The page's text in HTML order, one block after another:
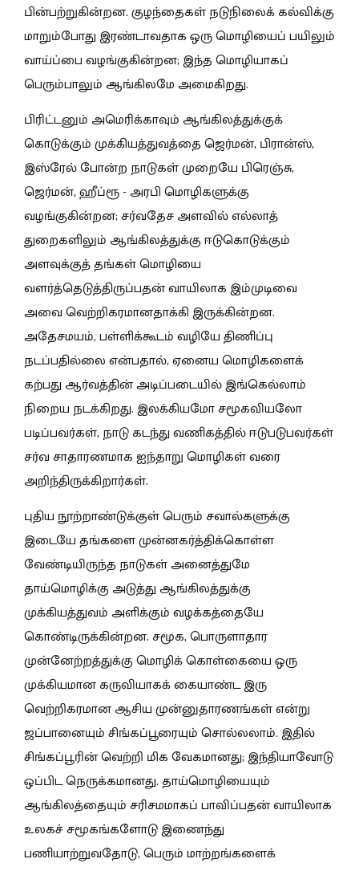
பின்பற்றுகின்றன. குழந்தைகள் நடுநிலைக் கல்விக்கு
மாறும்போது இரண்டாவதாக ஒரு மொழியைப் பயிலும்
வாய்ப்பை வழங்குகின்றன; இந்த மொழியாகப்
பெரும்பாலும் ஆங்கிலமே அமைகிறது.
பிரிட்டனும் அமெரிக்காவும் ஆங்கிலத்துக்குக்
கொடுக்கும் முக்கியத்துவத்தை ஜெர்மன், பிரான்ஸ்,
இஸ்ரேல் போன்ற நாடுகள் முறையே பிரெஞ்சு,
ஜெர்மன், ஹீப்ரூ - அரபி மொழிகளுக்கு
வழங்குகின்றன; சர்வதேச அளவில் எல்லாத்
துறைகளிலும் ஆங்கிலத்துக்கு ஈடுகொடுக்கும்
அளவுக்குத் தங்கள் மொழியை
வளர்த்தெடுத்திருப்பதன் வாயிலாக இம்முடிவை
அவை வெற்றிகரமானதாக்கி இருக்கின்றன.
அதேசமயம், பள்ளிக்கூடம் வழியே திணிப்பு
நடப்பதில்லை என்பதால், ஏனைய மொழிகளைக்
கற்பது ஆர்வத்தின் அடிப்படையில் இங்கெல்லாம்
நிறைய நடக்கிறது. இலக்கியமோ சமூகவியலோ
படிப்பவர்கள், நாடு கடந்து வணிகத்தில் ஈடுபடுபவர்கள்
சர்வ சாதாரணமாக ஐந்தாறு மொழிகள் வரை
அறிந்திருக்கிறார்கள்.
புதிய நூற்றாண்டுக்குள் பெரும் சவால்களுக்கு
இடையே தங்களை முன்னகர்த்திக்கொள்ள
வேண்டியிருந்த நாடுகள் அனைத்துமே
தாய்மொழிக்கு அடுத்து ஆங்கிலத்துக்கு
முக்கியத்துவம் அளிக்கும் வழக்கத்தையே
கொண்டிருக்கின்றன. சமூக, பொருளாதார
முன்னேற்றத்துக்கு மொழிக் கொள்கையை ஒரு
முக்கியமான கருவியாகக் கையாண்ட இரு
வெற்றிகரமான ஆசிய முன்னுதாரணங்கள் என்று
ஜப்பானையும் சிங்கப்பூரையும் சொல்லலாம். இதில்
சிங்கப்பூரின் வெற்றி மிக வேகமானது; இந்தியாவோடு
ஒப்பிட நெருக்கமானது. தாய்மொழியையும்
ஆங்கிலத்தையும் சரிசமமாகப் பாவிப்பதன் வாயிலாக
உலகச் சமூகங்களோடு இணைந்து
பணியாற்றுவதோடு, பெரும் மாற்றங்களைக்